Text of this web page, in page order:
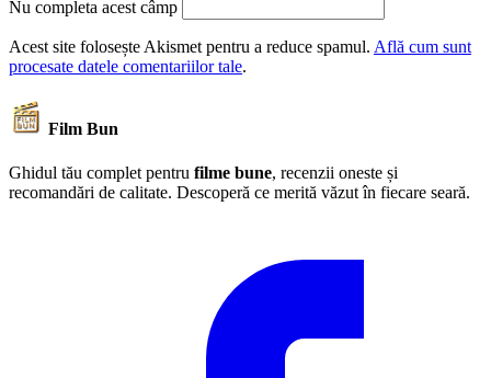
Nu completa acest câmp
Acest site folosește Akismet pentru a reduce spamul. Află cum sunt
procesate datele comentariilor tale.
Film Bun
Ghidul tău complet pentru filme bune, recenzii oneste și
recomandări de calitate. Descoperă ce merită văzut în fiecare seară.